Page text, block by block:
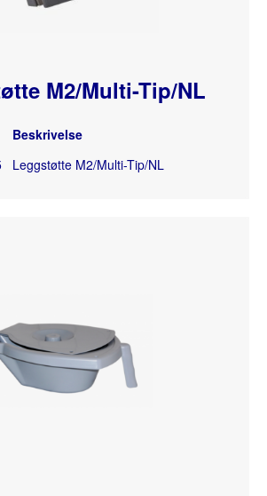
M2/Multi-Tip/NL
Beskrivelse
Leggstøtte M2/Multi-Tip/NL